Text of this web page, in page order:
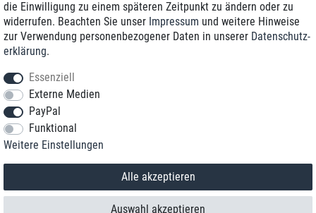
+49 8989 96160*
*Sie erreichen uns zum Ortstarif von Montag bis Freitag von 9 Uhr - 18 Uhr.
© 2018 TOP TEN Computervertrieb GmbH
die Einwilligung zu einem späteren Zeitpunkt zu ändern oder zu
widerrufen. Beachten Sie unser Impressum und weitere Hinweise
zur Verwendung personenbezogener Daten in unserer Daten­schutz­
erklärung.
Essenziell
Externe Medien
PayPal
Funktional
Weitere Einstellungen
Alle akzeptieren
Auswahl akzeptieren